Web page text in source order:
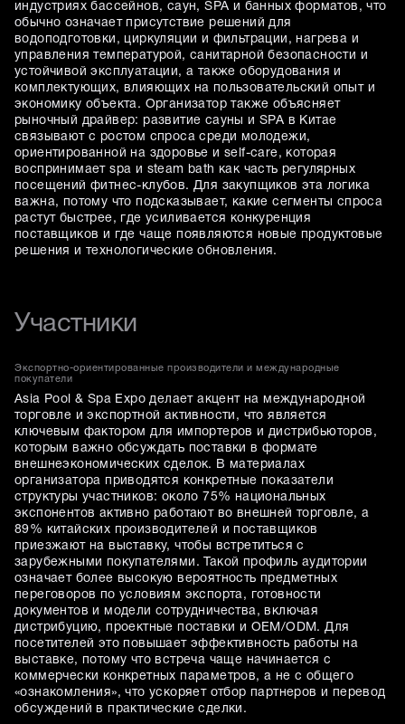
индустриях бассейнов, саун, SPA и банных форматов, что
обычно означает присутствие решений для
водоподготовки, циркуляции и фильтрации, нагрева и
управления температурой, санитарной безопасности и
устойчивой эксплуатации, а также оборудования и
комплектующих, влияющих на пользовательский опыт и
экономику объекта. Организатор также объясняет
рыночный драйвер: развитие сауны и SPA в Китае
связывают с ростом спроса среди молодежи,
ориентированной на здоровье и self-care, которая
воспринимает spa и steam bath как часть регулярных
посещений фитнес-клубов. Для закупщиков эта логика
важна, потому что подсказывает, какие сегменты спроса
растут быстрее, где усиливается конкуренция
поставщиков и где чаще появляются новые продуктовые
решения и технологические обновления.
Участники
Экспортно-ориентированные производители и международные
покупатели
Asia Pool & Spa Expo делает акцент на международной
торговле и экспортной активности, что является
ключевым фактором для импортеров и дистрибьюторов,
которым важно обсуждать поставки в формате
внешнеэкономических сделок. В материалах
организатора приводятся конкретные показатели
структуры участников: около 75% национальных
экспонентов активно работают во внешней торговле, а
89% китайских производителей и поставщиков
приезжают на выставку, чтобы встретиться с
зарубежными покупателями. Такой профиль аудитории
означает более высокую вероятность предметных
переговоров по условиям экспорта, готовности
документов и модели сотрудничества, включая
дистрибуцию, проектные поставки и OEM/ODM. Для
посетителей это повышает эффективность работы на
выставке, потому что встреча чаще начинается с
коммерчески конкретных параметров, а не с общего
«ознакомления», что ускоряет отбор партнеров и перевод
обсуждений в практические сделки.